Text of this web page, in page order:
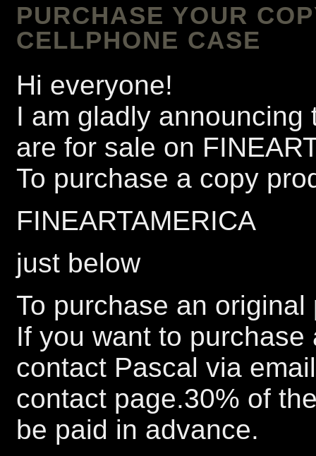
PURCHASE YOUR
CELLPHONE CASE
Hi everyone!
I am gladly announcing
are for sale on
To purchase a copy
FINEARTAMERICA
just below
To purchase an original
If you want to
contact Pascal via
contact page.30% of
be paid in advance.